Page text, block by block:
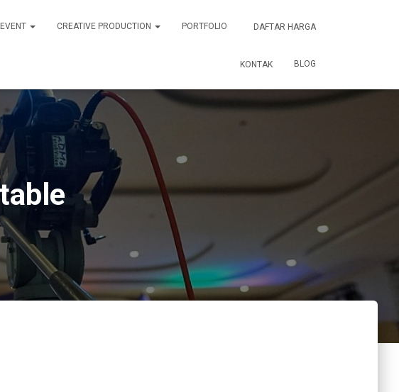
CREATIVE PRODUCTION PORTFOLIO DAFTAR HARGA
KONTAK BLOG